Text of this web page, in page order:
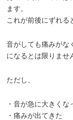
ます。
これが前後にずれる
音がしても痛みがな
になるとは限りませ
ただし、
・音が急に大きくな
・痛みが出てきた